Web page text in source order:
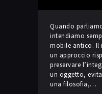
Quando
intendiamo
mobile antico. Il
un approccio
preservare
un oggetto,
una filosofia,…